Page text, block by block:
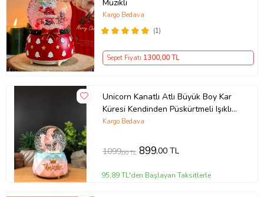
Müzikli
(1)
Kargo Bedava
Sepet Fiyatı 1300,00 TL
Unicorn Kanatlı Atlı Büyük Boy Kar
Küresi Kendinden Püskürtmeli Işıklı
ve Müzikli (Pembe)
Kargo Bedava
1099,00 TL 899,00 TL
95,89 TL'den Başlayan Taksitlerle